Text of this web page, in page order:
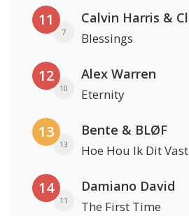
11
7 Blessings
12
10
Alex Warren
Eternity
13
13
Bente & BLØF
Hoe Hou Ik Dit Vast
14
11
Damiano David
The First Time